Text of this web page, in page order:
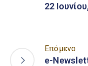
22
Επόμενο
e-